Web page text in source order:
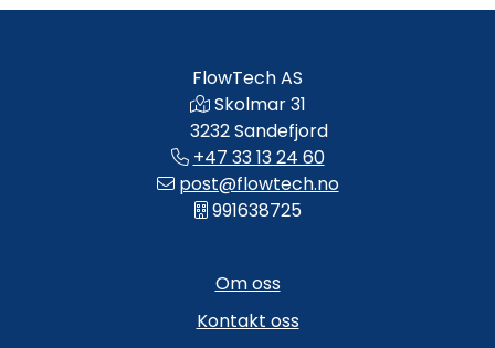
FlowTech AS
Skolmar 31
3232 Sandefjord
+47 33 13 24 60
post@flowtech.no
991638725
Om oss
Kontakt oss